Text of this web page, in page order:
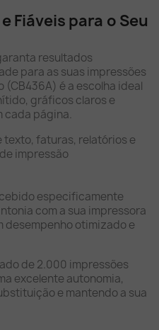
Fiáveis para o Seu
resultados
para as suas impressões
(CB436A) é a escolha ideal
gráficos claros e
cada página.
faturas, relatórios e
impressão
especificamente
com a sua impressora
desempenho otimizado e
de 2.000 impressões
excelente autonomia,
e mantendo a sua